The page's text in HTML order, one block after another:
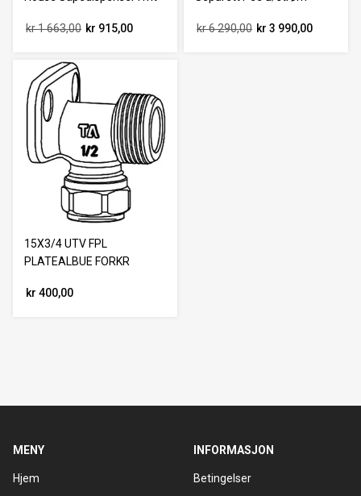
kr 1 663,00 kr 915,00 kr 6 290,00 kr 3 990,00
15X3/4 UTV FPL
PLATEALBUE FORKR
kr 400,00
MENY
Hjem
INFORMASJON
Betingelser